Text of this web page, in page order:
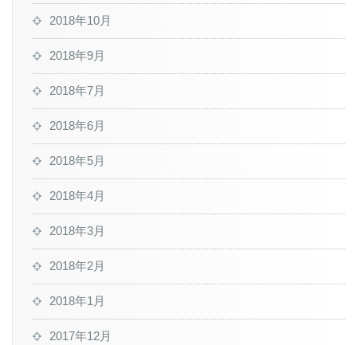
2018年10月
2018年9月
2018年7月
2018年6月
2018年5月
2018年4月
2018年3月
2018年2月
2018年1月
2017年12月